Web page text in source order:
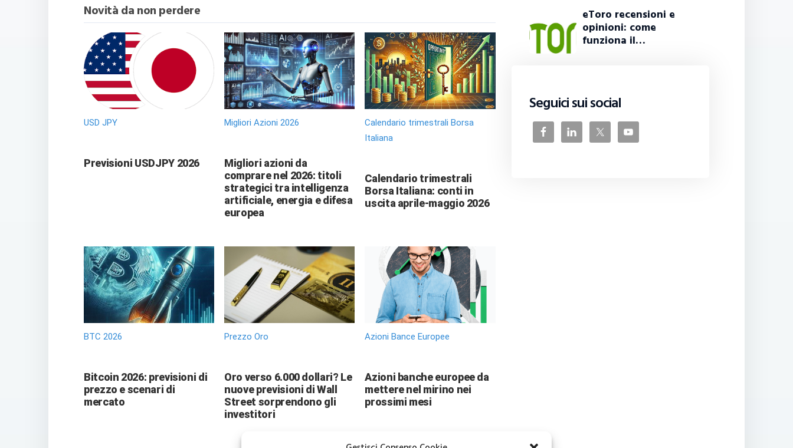
Novità da non perdere
USD JPY
Previsioni USDJPY 2026
Migliori Azioni 2026
Migliori azioni da
comprare nel 2026: titoli
strategici tra intelligenza
artificiale, energia e difesa
europea
Calendario trimestrali Borsa
Italiana
Calendario trimestrali
Borsa Italiana: conti in
uscita aprile-maggio 2026
BTC 2026
Bitcoin 2026: previsioni di
prezzo e scenari di
mercato
Prezzo Oro
Oro verso 6.000 dollari? Le
nuove previsioni di Wall
Street sorprendono gli
investitori
Azioni Bance Europee
Azioni banche europee da
mettere nel mirino nei
prossimi mesi
eToro recensioni e
opinioni: come
funziona il…
Seguici sui social